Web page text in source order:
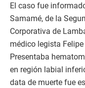
El caso fue
Samamé, de la
Corporativa de
médico legista
Presentaba
en región labial
data de muerte fue